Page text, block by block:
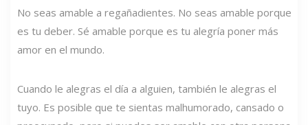
No seas amable a regañadientes. No seas amable porque
es tu deber. Sé amable porque es tu alegría poner más
amor en el mundo.
Cuando le alegras el día a alguien, también le alegras el
tuyo. Es posible que te sientas malhumorado, cansado o